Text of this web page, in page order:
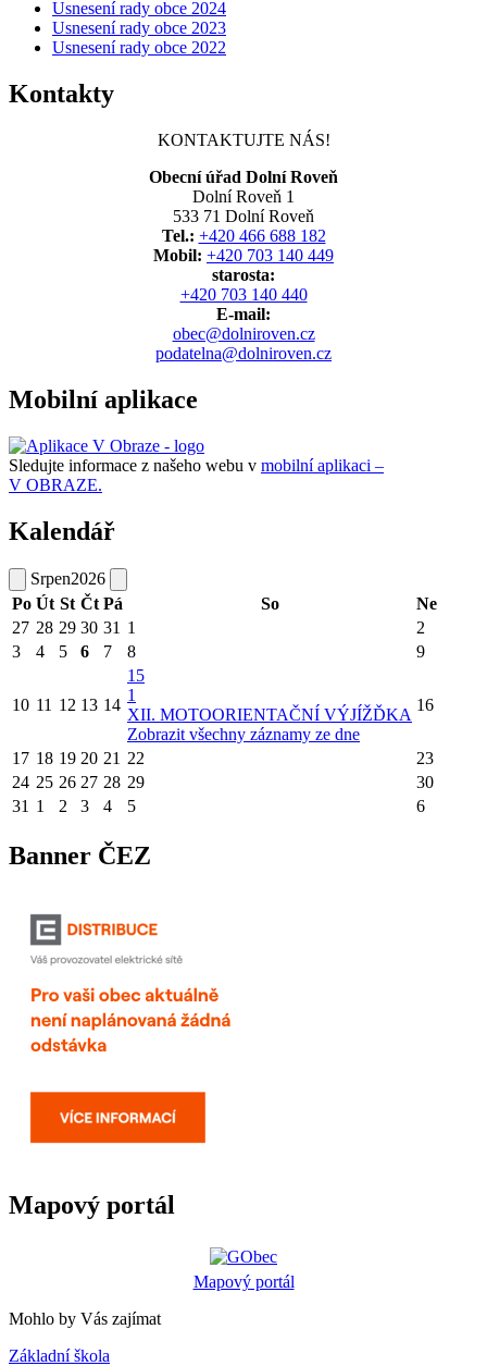
Usnesení rady obce 2024
Usnesení rady obce 2023
Usnesení rady obce 2022
Kontakty
KONTAKTUJTE NÁS!
Obecní úřad Dolní Roveň
Dolní Roveň 1
533 71 Dolní Roveň
Tel.: +420 466 688 182
Mobil: +420 703 140 449
starosta:
+420 703 140 440
E-mail:
obec@dolniroven.cz
podatelna@dolniroven.cz
Mobilní aplikace
Sledujte informace z našeho webu v mobilní aplikaci –
V OBRAZE.
Kalendář
Srpen2026
Po Út St Čt Pá So
Ne
27 28 29 30 31 1
2
3
4 5 6 7 8 9
10 11 12 13 14
15
1
XII. MOTOORIENTAČNÍ VÝJÍŽĎKA
Zobrazit všechny záznamy ze dne
16
17 18 19 20 21 22
23
24 25 26 27 28 29
30
31 1 2 3 4 5 6
Banner ČEZ
Mapový portál
Mapový portál
Mohlo by Vás zajímat
Základní škola